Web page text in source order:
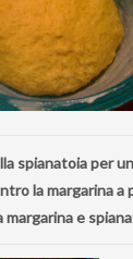
spianatoia per
la margarina
margarina e